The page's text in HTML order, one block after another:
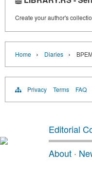
Create your author's
Home › Diaries ›
Privacy Terms FAQ
Editorial
About ·